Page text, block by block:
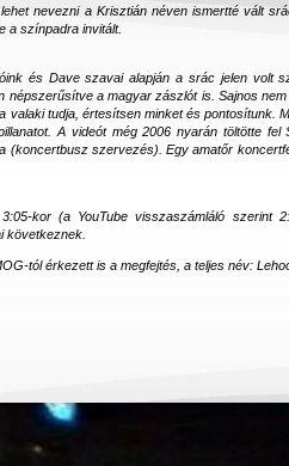
lehet nevezni a Krisztián néven ismertté vált
a színpadra invitált.
és Dave szavai alapján a srác jelen volt
népszerűsítve a magyar zászlót is. Sajnos
valaki tudja, értesítsen minket és pontosítunk.
A videót még 2006 nyarán töltötte
(koncertbusz szervezés). Egy amatőr
kor (a YouTube visszaszámláló szerint
következnek.
tól érkezett is a megfejtés, a teljes név: